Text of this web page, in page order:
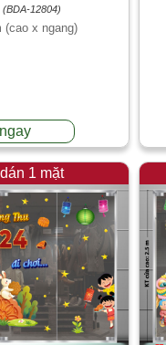
(BDA-12804)
(cao x ngang)
1 mặt